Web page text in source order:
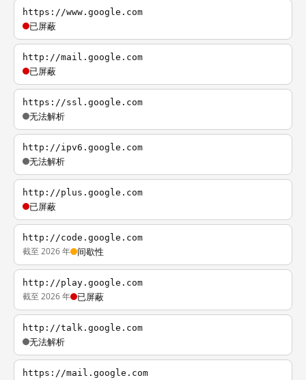
https://www.google.com
已屏蔽
http://mail.google.com
已屏蔽
https://ssl.google.com
无法解析
http://ipv6.google.com
无法解析
http://plus.google.com
已屏蔽
http://code.google.com
截至 2026 年 间歇性
http://play.google.com
截至 2026 年 已屏蔽
http://talk.google.com
无法解析
https://mail.google.com